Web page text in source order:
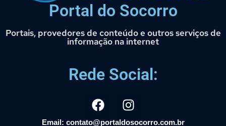
Portal do Socorro
Portais, provedores de conteúdo e outros serviços de
informação na internet
Rede Social:
Email: contato@portaldosocorro.com.br